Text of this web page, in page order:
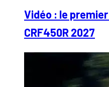
Vidéo : le
CRF450R 2027